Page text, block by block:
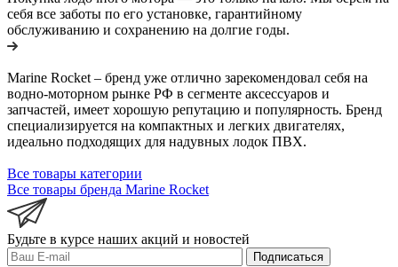
себя все заботы по его установке, гарантийному
обслуживанию и сохранению на долгие годы.
Marine Rocket – бренд уже отлично зарекомендовал себя на
водно-моторном рынке РФ в сегменте аксессуаров и
запчастей, имеет хорошую репутацию и популярность. Бренд
специализируется на компактных и легких двигателях,
идеально подходящих для надувных лодок ПВХ.
Все товары категории
Все товары бренда Marine Rocket
Будьте в курсе наших акций и новостей
Подписаться